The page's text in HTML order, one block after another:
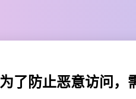
为了防止恶意访问，